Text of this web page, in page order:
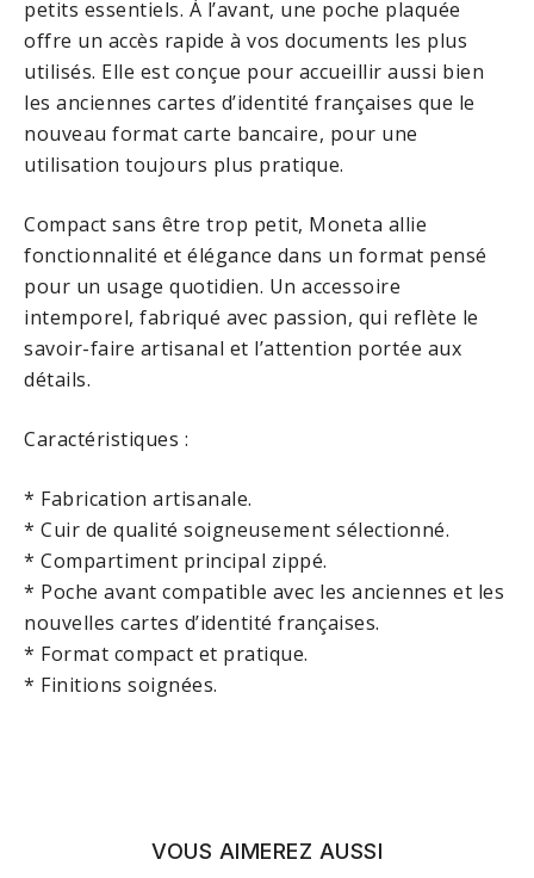
petits essentiels. À l’avant, une poche plaquée
offre un accès rapide à vos documents les plus
utilisés. Elle est conçue pour accueillir aussi bien
les anciennes cartes d’identité françaises que le
nouveau format carte bancaire, pour une
utilisation toujours plus pratique.
Compact sans être trop petit, Moneta allie
fonctionnalité et élégance dans un format pensé
pour un usage quotidien. Un accessoire
intemporel, fabriqué avec passion, qui reflète le
savoir-faire artisanal et l’attention portée aux
détails.
Caractéristiques :
* Fabrication artisanale.
* Cuir de qualité soigneusement sélectionné.
* Compartiment principal zippé.
* Poche avant compatible avec les anciennes et les
nouvelles cartes d’identité françaises.
* Format compact et pratique.
* Finitions soignées.
VOUS AIMEREZ AUSSI